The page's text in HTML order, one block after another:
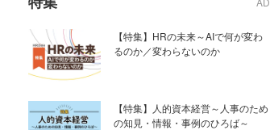
【特集】HRの未来～AIで何が変わ
るのか／変わらないのか
【特集】人的資本経営～人事のため
の知見・情報・事例のひろば～